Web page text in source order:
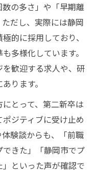
の多さ」や「早期離
だし、実際には静岡
的に採用しており、
多様化しています。
歓迎する求人や、研
ります。
とって、第二新卒は
ポジティブに受け止め
験談からも、「前職
きた」「静岡市でプ
といった声が確認で